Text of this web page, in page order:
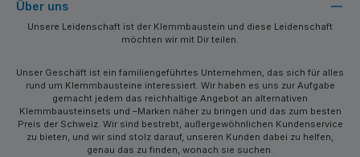
Über uns
Unsere Leidenschaft ist der Klemmbaustein und diese Leidenschaft
möchten wir mit Dir teilen.
Unser Geschäft ist ein familiengeführtes Unternehmen, das sich für alles
rund um Klemmbausteine interessiert. Wir haben es uns zur Aufgabe
gemacht jedem das reichhaltige Angebot an alternativen
Klemmbausteinsets und –Marken näher zu bringen und das zum besten
Preis der Schweiz. Wir sind bestrebt, außergewöhnlichen Kundenservice
zu bieten, und wir sind stolz darauf, unseren Kunden dabei zu helfen,
genau das zu finden, wonach sie suchen.